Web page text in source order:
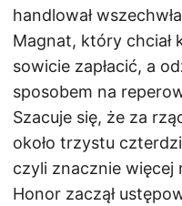
handlował
Magnat, który chciał
sowicie zapłacić, a
sposobem na
Szacuje się, że za
około trzystu
czyli znacznie więcej
Honor zaczął